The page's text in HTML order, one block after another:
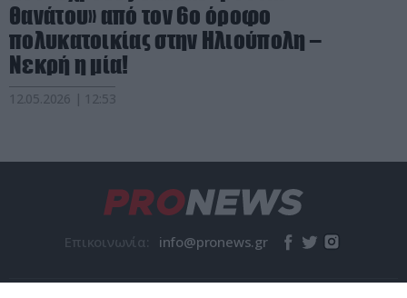
θανάτου» από τον 6ο όροφο
πολυκατοικίας στην Ηλιούπολη –
Νεκρή η μία!
12.05.2026 | 12:53
Επικοινωνία: